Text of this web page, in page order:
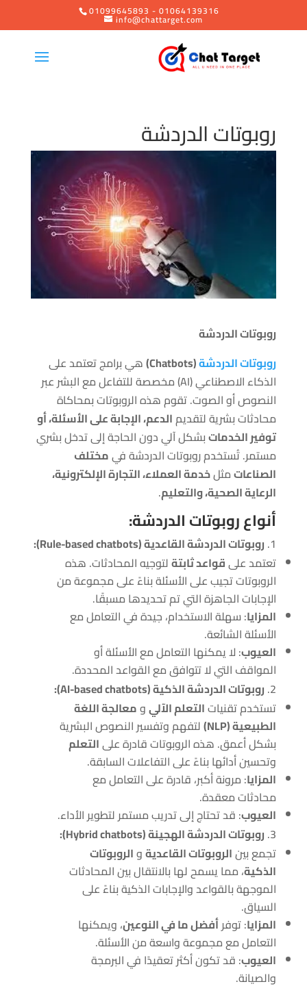
01099645893 - 01064139316
info@chattarget.com
روبوتات الدردشة
روبوتات الدردشة
روبوتات الدردشة(Chatbots)
هي برامج تعتمد على
الذكاء الاصطناعي (AI) مخصصة للتفاعل مع البشر عبر
النصوص أو الصوت. تقوم هذه الروبوتات بمحاكاة
محادثات بشرية لتقديمالدعم، الإجابة على الأسئلة، أو
توفير الخدماتبشكل آلي دون الحاجة إلى تدخل بشري
مستمر. تُستخدم روبوتات الدردشة فيمختلف
الصناعاتمثلخدمة العملاء، التجارة الإلكترونية،
الرعاية الصحية، والتعليم.
أنواع روبوتات الدردشة:
روبوتات الدردشة القاعدية (Rule-based chatbots):
تعتمد علىقواعد ثابتةلتوجيه المحادثات. هذه
الروبوتات تجيب على الأسئلة بناءً على مجموعة من
الإجابات الجاهزة التي تم تحديدها مسبقًا.
المزايا: سهلة الاستخدام، جيدة في التعامل مع
الأسئلة الشائعة.
العيوب: لا يمكنها التعامل مع الأسئلة أو
المواقف التي لا تتوافق مع القواعد المحددة.
روبوتات الدردشة الذكية (AI-based chatbots):
تستخدم تقنياتالتعلم الآليومعالجة اللغة
الطبيعية (NLP)
لتفهم وتفسير النصوص البشرية
بشكل أعمق. هذه الروبوتات قادرة علىالتعلم
وتحسين أدائها بناءً على التفاعلات السابقة.
المزايا: مرونة أكبر، قادرة على التعامل مع
محادثات معقدة.
العيوب: قد تحتاج إلى تدريب مستمر لتطوير الأداء.
روبوتات الدردشة الهجينة (Hybrid chatbots):
تجمع بينالروبوتات القاعديةوالروبوتات
الذكية، مما يسمح لها بالانتقال بين المحادثات
الموجهة بالقواعد والإجابات الذكية بناءً على
السياق.
المزايا: توفرأفضل ما في النوعين، ويمكنها
التعامل مع مجموعة واسعة من الأسئلة.
العيوب: قد تكون أكثر تعقيدًا في البرمجة
والصيانة.